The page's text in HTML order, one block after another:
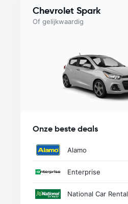
Chevrolet Spark
Of gelijkwaardig
Onze beste deals
Alamo
Enterprise
National Car Rental